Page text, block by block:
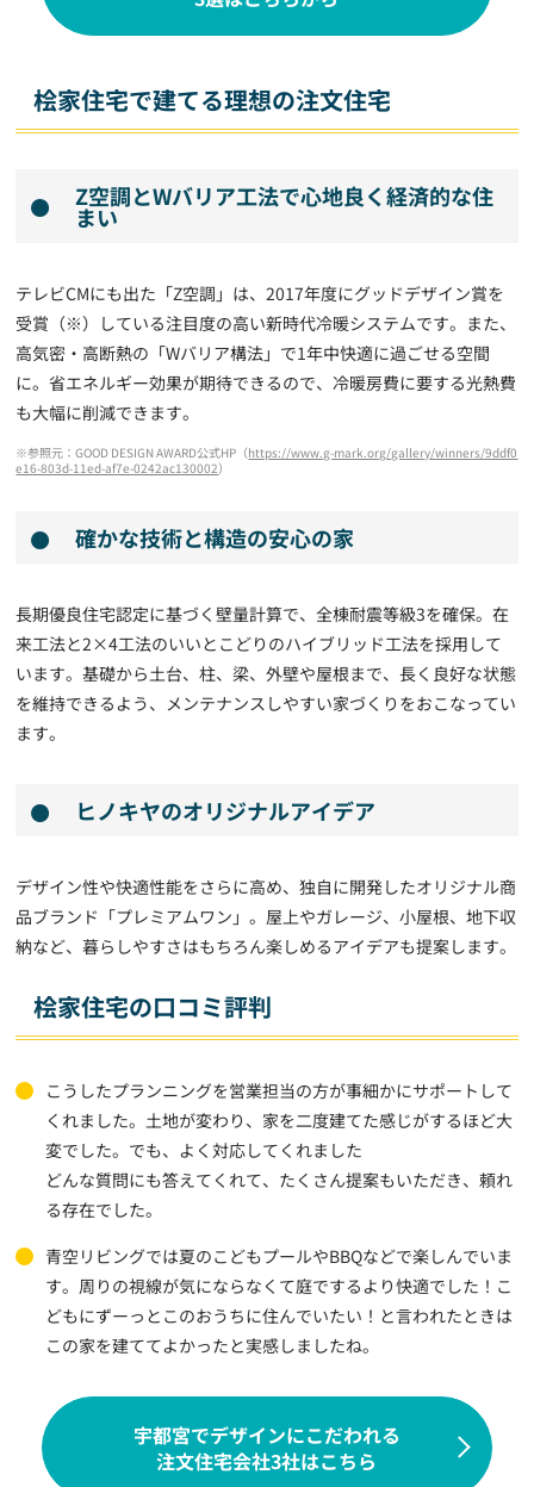
桧家住宅で建てる理想の注文住宅
Z空調とWバリア工法で心地良く経済的な住
まい
テレビCMにも出た「Z空調」は、2017年度にグッドデザイン賞を
受賞（※）している注目度の高い新時代冷暖システムです。また、
高気密・高断熱の「Wバリア構法」で1年中快適に過ごせる空間
に。省エネルギー効果が期待できるので、冷暖房費に要する光熱費
も大幅に削減できます。
※参照元：GOOD DESIGN AWARD公式HP（https://www.g-mark.org/gallery/winners/9ddf0
e16-803d-11ed-af7e-0242ac130002）
確かな技術と構造の安心の家
長期優良住宅認定に基づく壁量計算で、全棟耐震等級3を確保。在
来工法と2×4工法のいいとこどりのハイブリッド工法を採用して
います。基礎から土台、柱、梁、外壁や屋根まで、長く良好な状態
を維持できるよう、メンテナンスしやすい家づくりをおこなってい
ます。
ヒノキヤのオリジナルアイデア
デザイン性や快適性能をさらに高め、独自に開発したオリジナル商
品ブランド「プレミアムワン」。屋上やガレージ、小屋根、地下収
納など、暮らしやすさはもちろん楽しめるアイデアも提案します。
桧家住宅の口コミ評判
こうしたプランニングを営業担当の方が事細かにサポートして
くれました。土地が変わり、家を二度建てた感じがするほど大
変でした。でも、よく対応してくれました
どんな質問にも答えてくれて、たくさん提案もいただき、頼れ
る存在でした。
青空リビングでは夏のこどもプールやBBQなどで楽しんでいま
す。周りの視線が気にならなくて庭でするより快適でした！こ
どもにずーっとこのおうちに住んでいたい！と言われたときは
この家を建ててよかったと実感しましたね。
宇都宮でデザインにこだわれる
注文住宅会社3社はこちら